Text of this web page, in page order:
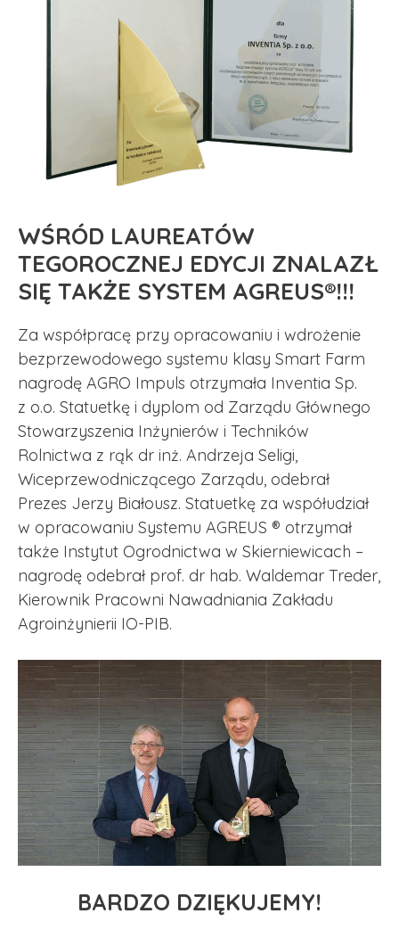
WŚRÓD LAUREATÓW
TEGOROCZNEJ EDYCJI ZNALAZŁ
SIĘ TAKŻE SYSTEM AGREUS®!!!
Za współpracę przy opracowaniu i wdrożenie
bezprzewodowego systemu klasy Smart Farm
nagrodę AGRO Impuls otrzymała Inventia Sp.
z o.o. Statuetkę i dyplom od Zarządu Głównego
Stowarzyszenia Inżynierów i Techników
Rolnictwa z rąk dr inż. Andrzeja Seligi,
Wiceprzewodniczącego Zarządu, odebrał
Prezes Jerzy Białousz. Statuetkę za współudział
w opracowaniu Systemu AGREUS ® otrzymał
także Instytut Ogrodnictwa w Skierniewicach –
nagrodę odebrał prof. dr hab. Waldemar Treder,
Kierownik Pracowni Nawadniania Zakładu
Agroinżynierii IO-PIB.
BARDZO DZIĘKUJEMY!